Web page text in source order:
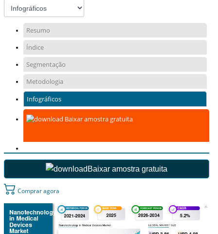
Resumo
Índice
Segmentação
Metodologia
Infográficos
Baixar amostra gratuita
Baixar amostra gratuita
Comprar agora